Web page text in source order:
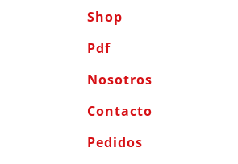
Shop
Pdf
Nosotros
Contacto
Pedidos